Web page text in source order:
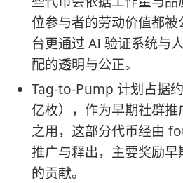
位参与者的劳动价值都
台更通过 AI 验证系统与
配的透明与公正。
Tag-to-Pump 计划占据
亿枚），作为早期社群
之用，这部分代币经由
推广与释出，主要奖励
的贡献。